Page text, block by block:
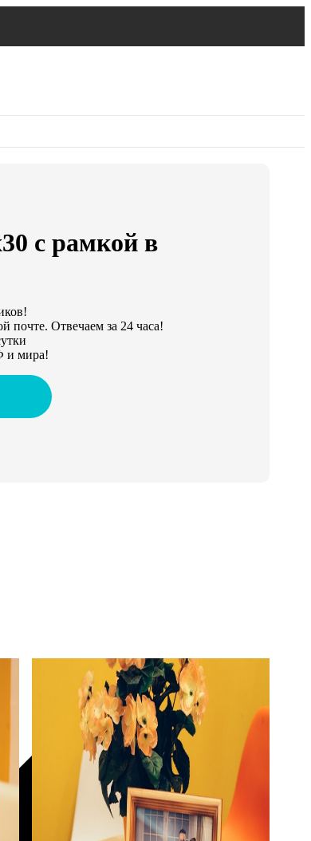
с рамкой в
почте. Отвечаем за 24 часа!
и мира!